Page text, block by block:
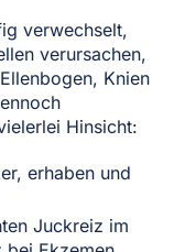
verwechselt,
verursachen,
Knien
Hinsicht:
erhaben und
Juckreiz im